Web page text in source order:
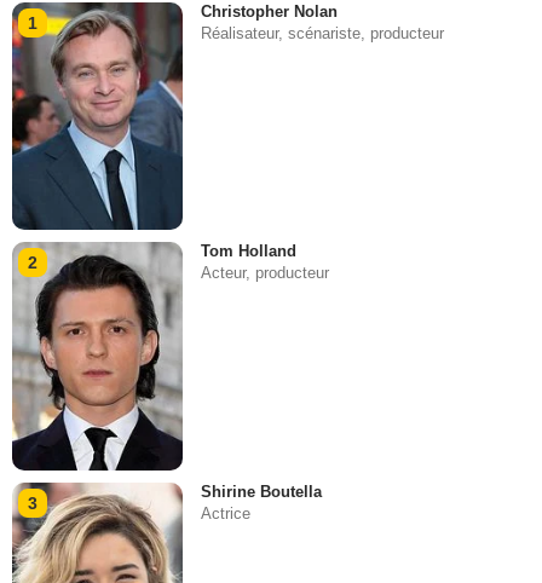
1
Christopher Nolan
Réalisateur, scénariste, producteur
2
Tom Holland
Acteur, producteur
3
Shirine Boutella
Actrice